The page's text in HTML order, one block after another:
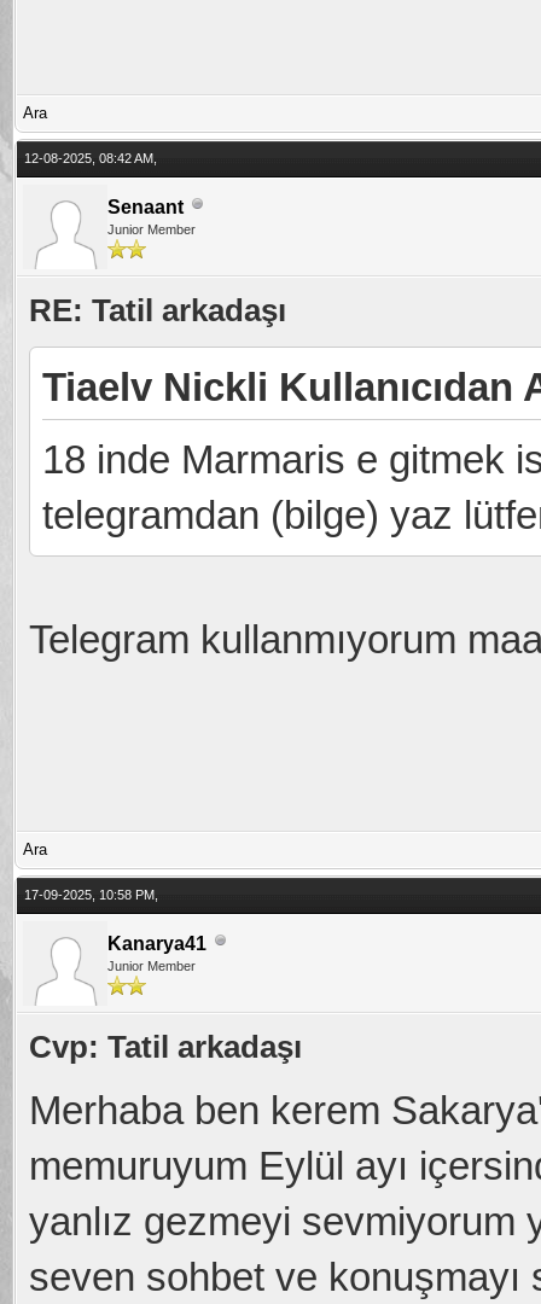
Ara
12-08-2025, 08:42 AM,
Senaant
Junior Member
RE: Tatil arkadaşı
Tiaelv Nickli Kullanıcıdan
18 inde Marmaris e gitmek
telegramdan (bilge) yaz
Telegram kullanmıyorum
Ara
17-09-2025, 10:58 PM,
Kanarya41
Junior Member
Cvp: Tatil arkadaşı
Merhaba ben kerem
memuruyum Eylül ayı
yanlız gezmeyi sevmiyorum
seven sohbet ve